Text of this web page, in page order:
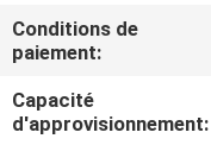
CONTACTEZ-
NOUS
Conditions de
paiement:
Capacité
d'approvisionnement: